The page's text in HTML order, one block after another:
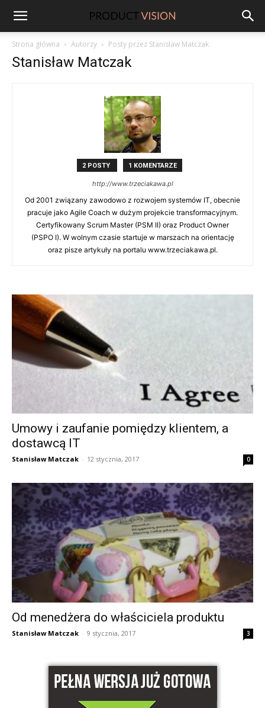
ProductVision
Strona główna Autorzy Posty przez Stanisław Matczak
Stanisław Matczak
2 POSTY 1 KOMENTARZE
http://www.trzeciakawa.pl
Od 2001 związany zawodowo z rozwojem systemów IT, obecnie
pracuje jako Agile Coach w dużym projekcie transformacyjnym.
Certyfikowany Scrum Master (PSM II) oraz Product Owner
(PSPO I). W wolnym czasie startuje w marszach na orientację
oraz pisze artykuły na portalu www.trzeciakawa.pl.
Umowy i zaufanie pomiędzy klientem, a
dostawcą IT
Stanisław Matczak - 12 stycznia, 2017 0
Od menedżera do właściciela produktu
Stanisław Matczak - 9 stycznia, 2017 3